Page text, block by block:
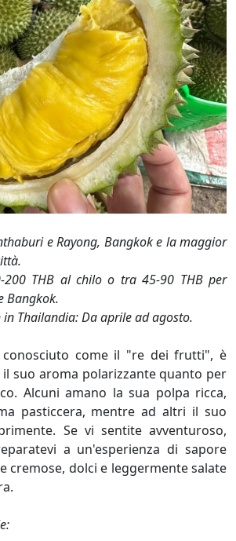
e Rayong, Bangkok e la maggior
200 THB al chilo o tra 45-90 THB per
Bangkok.
Thailandia: Da aprile ad agosto.
come il "re dei frutti", è
suo aroma polarizzante quanto per
Alcuni amano la sua polpa ricca,
pasticcera, mentre ad altri il suo
Se vi sentite avventuroso,
a un'esperienza di sapore
cremose, dolci e leggermente salate